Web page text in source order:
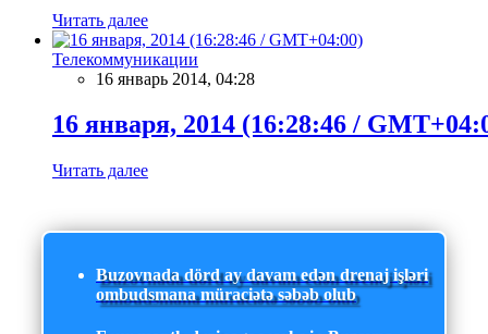
Читать далее
Телекоммуникации
16 январь 2014, 04:28
16 января, 2014 (16:28:46 /
Читать далее
Buzovnada dörd ay davam edən drenaj işləri
ombudsmana müraciətə səbəb olub